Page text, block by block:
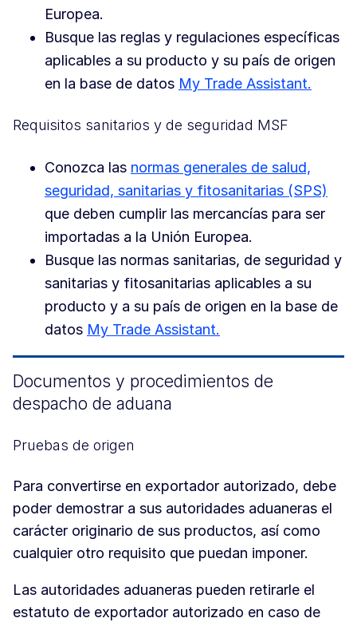
Europea.
Busque las reglas y regulaciones específicas
aplicables a su producto y su país de origen
en la base de datos My Trade Assistant.
Requisitos sanitarios y de seguridad MSF
Conozca las normas generales de salud,
seguridad, sanitarias y fitosanitarias (SPS)
que deben cumplir las mercancías para ser
importadas a la Unión Europea.
Busque las normas sanitarias, de seguridad y
sanitarias y fitosanitarias aplicables a su
producto y a su país de origen en la base de
datos My Trade Assistant.
Documentos y procedimientos de
despacho de aduana
Pruebas de origen
Para convertirse en exportador autorizado, debe
poder demostrar a sus autoridades aduaneras el
carácter originario de sus productos, así como
cualquier otro requisito que puedan imponer.
Las autoridades aduaneras pueden retirarle el
estatuto de exportador autorizado en caso de